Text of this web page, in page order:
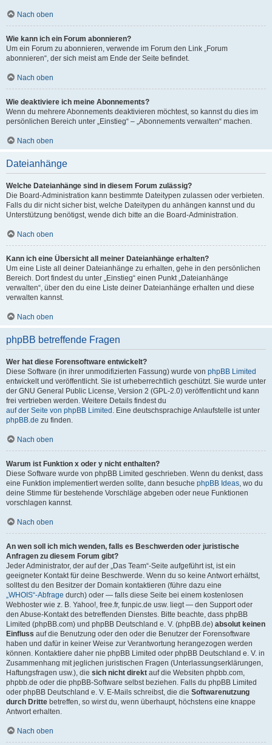
Nach oben
Wie kann ich ein Forum abonnieren?
Um ein Forum zu abonnieren, verwende im Forum den Link „Forum
abonnieren“, der sich meist am Ende der Seite befindet.
Nach oben
Wie deaktiviere ich meine Abonnements?
Wenn du mehrere Abonnements deaktivieren möchtest, so kannst du dies im
persönlichen Bereich unter „Einstieg“ – „Abonnements verwalten“ machen.
Nach oben
Dateianhänge
Welche Dateianhänge sind in diesem Forum zulässig?
Die Board-Administration kann bestimmte Dateitypen zulassen oder verbieten.
Falls du dir nicht sicher bist, welche Dateitypen du anhängen kannst und du
Unterstützung benötigst, wende dich bitte an die Board-Administration.
Nach oben
Kann ich eine Übersicht all meiner Dateianhänge erhalten?
Um eine Liste all deiner Dateianhänge zu erhalten, gehe in den persönlichen
Bereich. Dort findest du unter „Einstieg“ einen Punkt „Dateianhänge
verwalten“, über den du eine Liste deiner Dateianhänge erhalten und diese
verwalten kannst.
Nach oben
phpBB betreffende Fragen
Wer hat diese Forensoftware entwickelt?
Diese Software (in ihrer unmodifizierten Fassung) wurde von phpBB Limited
entwickelt und veröffentlicht. Sie ist urheberrechtlich geschützt. Sie wurde unter
der GNU General Public License, Version 2 (GPL-2.0) veröffentlicht und kann
frei vertrieben werden. Weitere Details findest du
auf der Seite von phpBB Limited. Eine deutschsprachige Anlaufstelle ist unter
phpBB.de zu finden.
Nach oben
Warum ist Funktion x oder y nicht enthalten?
Diese Software wurde von phpBB Limited geschrieben. Wenn du denkst, dass
eine Funktion implementiert werden sollte, dann besuche phpBB Ideas, wo du
deine Stimme für bestehende Vorschläge abgeben oder neue Funktionen
vorschlagen kannst.
Nach oben
An wen soll ich mich wenden, falls es Beschwerden oder juristische
Anfragen zu diesem Forum gibt?
Jeder Administrator, der auf der „Das Team“-Seite aufgeführt ist, ist ein
geeigneter Kontakt für deine Beschwerde. Wenn du so keine Antwort erhältst,
solltest du den Besitzer der Domain kontaktieren (führe dazu eine
„WHOIS“-Abfrage durch) oder — falls diese Seite bei einem kostenlosen
Webhoster wie z. B. Yahoo!, free.fr, funpic.de usw. liegt — den Support oder
den Abuse-Kontakt des betreffenden Dienstes. Bitte beachte, dass phpBB
Limited (phpBB.com) und phpBB Deutschland e. V. (phpBB.de) absolut keinen
Einfluss auf die Benutzung oder den oder die Benutzer der Forensoftware
haben und dafür in keiner Weise zur Verantwortung herangezogen werden
können. Kontaktiere daher nie phpBB Limited oder phpBB Deutschland e. V. in
Zusammenhang mit jeglichen juristischen Fragen (Unterlassungserklärungen,
Haftungsfragen usw.), die sich nicht direkt auf die Websiten phpbb.com,
phpbb.de oder die phpBB-Software selbst beziehen. Falls du phpBB Limited
oder phpBB Deutschland e. V. E-Mails schreibst, die die Softwarenutzung
durch Dritte betreffen, so wirst du, wenn überhaupt, höchstens eine knappe
Antwort erhalten.
Nach oben